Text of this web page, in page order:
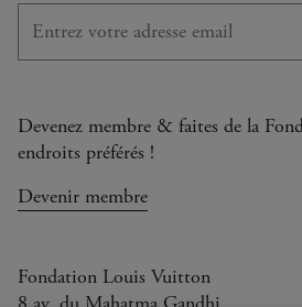
Devenez membre & faites de la
endroits préférés !
Devenir membre
Fondation Louis Vuitton